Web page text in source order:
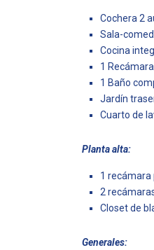
Cochera 2
Sala-
Cocina
1
1 Baño
Jardín
Cuarto de
Planta alta:
1 recámara
2
Closet de
Generales: